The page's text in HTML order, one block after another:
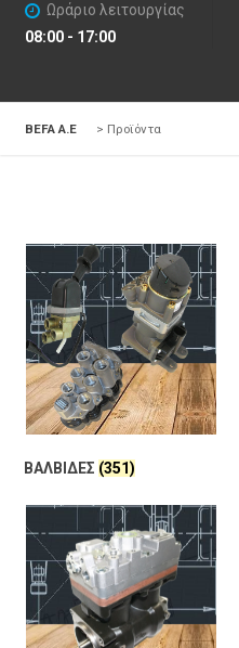
Ωράριο λειτουργίας
08:00 - 17:00
BEFA Α.Ε > Προϊόντα
ΒΑΛΒΙΔΕΣ (351)